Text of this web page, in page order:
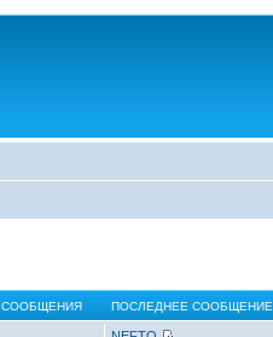
СООБЩЕНИЯ ПОСЛЕДНЕЕ СООБЩЕНИЕ